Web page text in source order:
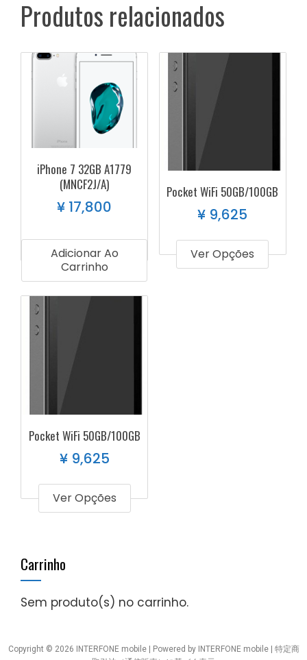
Produtos relacionados
iPhone 7 32GB A1779
(MNCF2J/A)
¥ 17,800
Adicionar Ao
Carrinho
Pocket WiFi 50GB/100GB
¥ 9,625
Ver Opções
Pocket WiFi 50GB/100GB
¥9,625
Ver Opções
Carrinho
Sem produto(s) no carrinho.
Copyright © 2026 INTERFONE mobile | Powered by INTERFONE mobile | 特定商